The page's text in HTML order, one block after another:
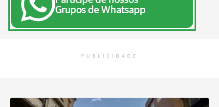
Grupos de Whatsapp
PUBLICIDADE